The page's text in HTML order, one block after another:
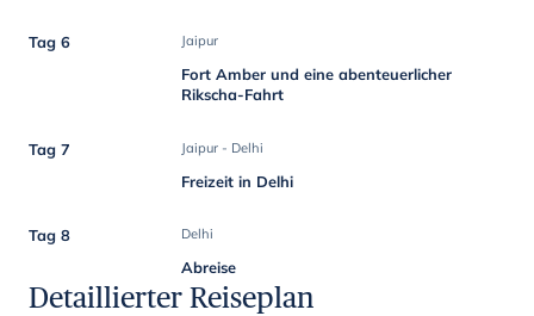
Tag 6 Jaipur
Fort Amber und eine abenteuerlicher
Rikscha-Fahrt
Tag 7 Jaipur - Delhi
Freizeit in Delhi
Tag 8 Delhi
Abreise
Detaillierter Reiseplan